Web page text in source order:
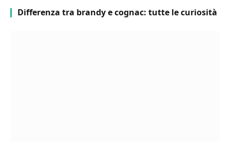
Differenza tra brandy e cognac: tutte le curiosità